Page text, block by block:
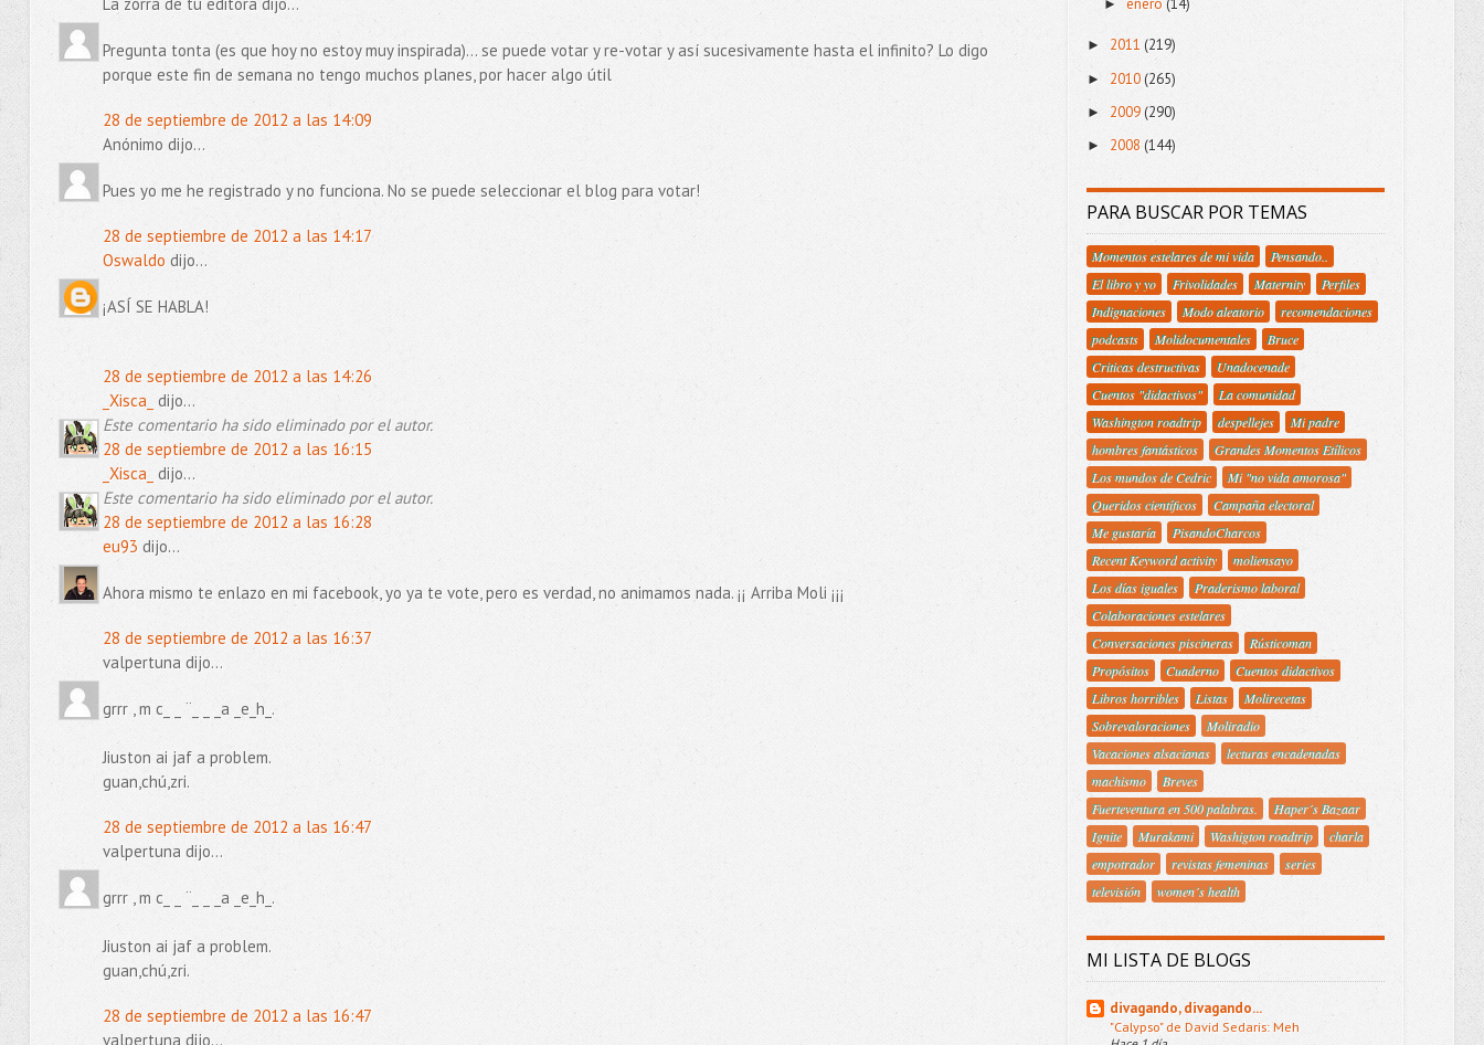
Pregunta tonta (es que hoy no estoy muy inspirada)... se puede votar y re-votar y así sucesivamente hasta el infinito? Lo digo
porque este fin de semana no tengo muchos planes, por hacer algo útil
28 de septiembre de 2012 a las 14:09
Anónimo dijo...
Pues yo me he registrado y no funciona. No se puede seleccionar el blog para votar!
28 de septiembre de 2012 a las 14:17
Oswaldo dijo...
¡ASÍ SE HABLA!
28 de septiembre de 2012 a las 14:26
_Xisca_ dijo...
Este comentario ha sido eliminado por el autor.
28 de septiembre de 2012 a las 16:15
_Xisca_ dijo...
Este comentario ha sido eliminado por el autor.
28 de septiembre de 2012 a las 16:28
eu93 dijo...
Ahora mismo te enlazo en mi facebook, yo ya te vote, pero es verdad, no animamos nada. ¡¡ Arriba Moli ¡¡¡
28 de septiembre de 2012 a las 16:37
valpertuna dijo...
grrr , m c_ _ ¨_ _ _a _e_h_.
Jiuston ai jaf a problem.
guan,chú,zri.
28 de septiembre de 2012 a las 16:47
valpertuna dijo...
grrr , m c_ _ ¨_ _ _a _e_h_.
Jiuston ai jaf a problem.
guan,chú,zri.
28 de septiembre de 2012 a las 16:47
valpertuna dijo...
►enero(14)
► 2011 (219)
► 2010(265)
► 2009 (290)
► 2008 (144)
PARA BUSCAR POR TEMAS
Momentos estelares de mi vida
Pensando..
El libro y yo
Frivolidades Maternity
Perfiles
Indignaciones
Modo aleatorio
recomendaciones
podcasts
Molidocumentales
Bruce
Criticas destructivas
Unadocenade
Cuentos "didactivos"
La comunidad
Washington roadtrip
despellejes
Mi padre
hombres fantásticos
Grandes Momentos Etílicos
Los mundos de Cedric
Mi "no vida amorosa"
Queridos científicos
Campaña electoral
Me gustaría
PisandoCharcos
Recent Keyword activity
moliensayo
Los días iguales
Praderismo laboral
Colaboraciones estelares
Conversaciones piscineras
Rústicoman
Propósitos
Cuaderno
Cuentos didactivos
Libros horribles
Listas
Molirecetas
Sobrevaloraciones
Moliradio
Vacaciones alsacianas
lecturas encadenadas
machismo
Breves
Fuerteventura en 500 palabras.
Haper´s Bazaar
Ignite
Murakami Washigton roadtrip
charla
empotrador
revistas femeninas
series
televisión
women´s health
MI LISTA DE BLOGS
divagando, divagando...
"Calypso" de David Sedaris: Meh